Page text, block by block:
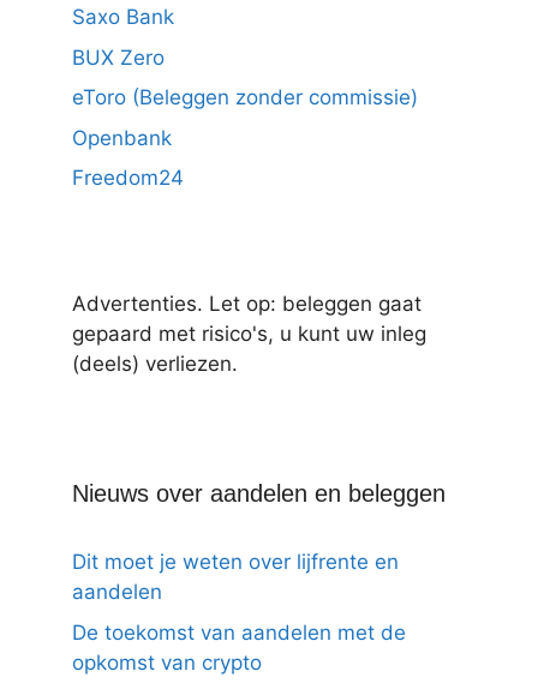
Saxo Bank
BUX Zero
eToro (Beleggen zonder commissie)
Openbank
Freedom24
Advertenties. Let op: beleggen gaat
gepaard met risico's, u kunt uw inleg
(deels) verliezen.
Nieuws over aandelen en beleggen
Dit moet je weten over lijfrente en
aandelen
De toekomst van aandelen met de
opkomst van crypto